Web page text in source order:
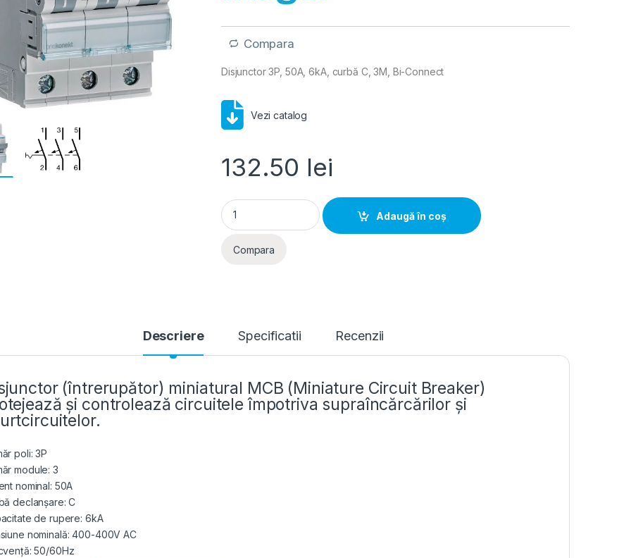
Compara
Disjunctor 3P, 50A, 6kA, curbă C, 3M, Bi-Connect
Vezi catalog
132.50 lei
Hager MCB- Disjunctor 3P, 50A, 6kA, curba C, 3M, Bi-Connect quantity
Adaugă în coș
Compara
Descriere Specificatii Recenzii
(întrerupător) miniatural MCB (Miniature Circuit Breaker)
și controlează circuitele împotriva supraîncărcărilor și
poli: 3P
module: 3
nominal: 50A
declanșare: C
de rupere: 6kA
nominală: 400-400V AC
50/60Hz